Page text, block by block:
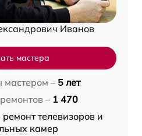
Иванов
мастера
мастером – 5 лет
– 1 470
ремонт телевизоров и
камер